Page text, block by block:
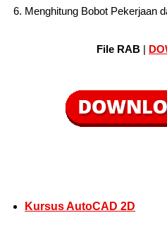
Menghitung Bobot Pekerjaan
File RAB |
Kursus AutoCAD 2D